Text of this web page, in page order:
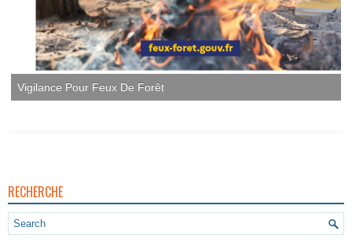
RECHERCHE